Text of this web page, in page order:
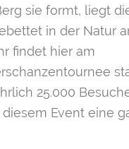
sie formt, liegt
in der Natur
findet hier am
25.000
Event eine